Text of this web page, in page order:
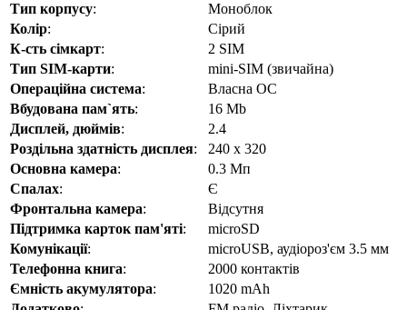
Тип корпусу:
Моноблок
Колір:
Сірий
К-сть сімкарт:
2 SIM
Тип SIM-карти:
mini-SIM (звичайна)
Операційна система:
Власна ОС
Вбудована пам`ять:
16 Mb
Дисплей, дюймів:
2.4
Роздільна здатність дисплея:
240 x 320
Основна камера:
0.3 Мп
Спалах:
Є
Фронтальна камера:
Відсутня
Підтримка карток пам'яті:
microSD
Комунікації:
microUSB, аудіороз'єм 3.5 мм
Телефонна книга:
2000 контактів
Ємність акумулятора:
1020 mAh